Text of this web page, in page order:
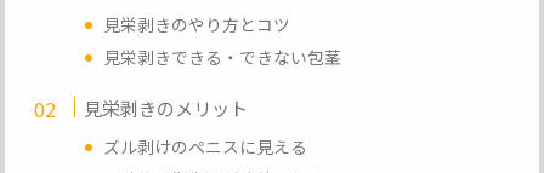
見栄剥きのやり方とコツ
見栄剥きできる・できない包茎
見栄剥きのメリット
ズル剥けのペニスに見える